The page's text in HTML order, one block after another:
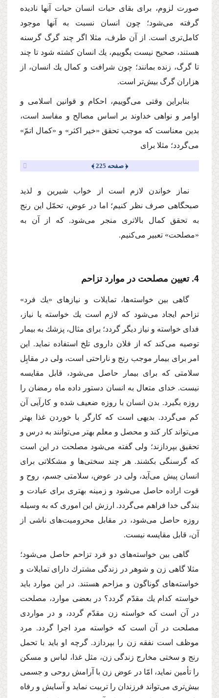
صورت لزوم، براى بقاى حیات انسان حیات آنها نادیده
گرفته مى‌شود؛ چون انسان نسبت به آنها موجود
كامل‌ترى است. از آن طرف، مثلا اگر چند گرگ گرسنه
هستند، صحیح نیست بگوییم، یك انسان كشته شود تا چند
تا گرگ، زنده بمانند؛ چون شرافت و كمال یك انسان، از
هزاران گرگ بیش‌تر است.
بنابراین وقتى مى‌گوییم، احكام و قوانین اسلامى و
اوامر و نواهى خداوند بر اساس مصالح و مفاسد است،
بدین معناست كه موجب تحقق «خیر اكثر» و «كمال اتمّ»
مى‌گردد؛ مثلا براى
﴿ صفحه 225 ﴾
نماز خواندن لازم است از خواب شیرین و لذید
صبحگاهى صرف نظر كنیم؛ اما در عوض، تحمّل این رنج
به تحقق كمال بالاترى منجر مى‌شود. كه از آن به
«مصلحت» تعبیر مى‌كنیم.
4. تعیین مصلحت در موارد تزاحم
گاهى بین خواسته‌ها، تمایلات و نیازهاى «یك فرد»
تزاحم ایجاد مى‌شود كه لازم است یك خواسته یا نیاز،
فداى خواسته و نیاز دیگر گردد؛ براى مثال، پزشك به بیمار
توصیه مى‌كند كه از فلان داروى تلخ استفاده نماید. این
امر براى بیمار موجب رنج و ناراحتى است، ولى در مقابِل
سلامتى كه براى بیمار حاصل مى‌شود، قابل مقایسه
نیست. خداى متعال به انسان دستور داده ماه رمضان را
روزه بگیرد. بدن انسان با روزه ضعیف شده و كارآیى آن
كم مى‌گردد. بدیهى است كه كارگر با خوردن غذا بهتر
مى‌تواند كار كند و محصل و معلم بهتر مى‌توانند به درس و
تحقیق بپردازند؛ ولى گفته مى‌شود مصلحت در این است
كه گرسنگى بكشند. هر چند سختى‌ها و مشكلاتى براى
انسان پیش مى‌آید، ولى در عوض، سلامتى جسم، روح و
قوت اراده حاصل مى‌شود و زمینه بهترى براى عبادت و
بندگى خدا فراهم مى‌گردد. ارزش این امورى كه به وسیله
روزه حاصل مى‌شود، در مقابل محرومیت‌هاى ناشى از
آن، قابل مقایسه نیست.
گاهى بین خواسته‌هاى دو فرد تزاحم حاصل مى‌شود؛
مثلا گاهى زن و شوهر در زندگى مشترك داراى تمایلات و
خواسته‌هاى گوناگون و مزاحم هستند. در این موارد باید
خواسته كدام یك مقدّم گردد؟ در بعضى موارد، مصلحت
در آن است كه خواسته زن مقدّم گردد، و در مواردى
مصلحت در آن است كه خواسته مرد اجرا گردد. مرد
موظف است نفقه زن را بپردازد. گرچه او باید با تحمل
رنج و سختى مخارج زندگى زن، مثل غذا، لباس و مسكن
را تأمین نماید، امّا در عوض زن با آرامش روحى و جسمى
بیش‌ترى مى‌تواند فرزندان را تربیت نماید و آسایش و رفاه